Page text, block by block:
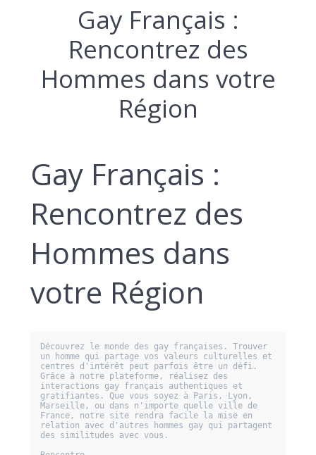
Gay Français :
Rencontrez des
Hommes dans votre
Région
Gay Français :
Rencontrez des
Hommes dans
votre Région
Découvrez le monde des gay françaises. Trouver
un homme qui partage vos valeurs culturelles et
centres d'intérêt peut parfois être un défi.
Grâce à notre plateforme, réalisez des
interactions gay français authentiques et
gratifiantes. Que vous soyez à Paris, Lyon,
Marseille, ou dans n'importe quelle ville de
France, notre site rendra facile la mise en
relation avec d'autres hommes gay qui partagent
des similitudes avec vous.